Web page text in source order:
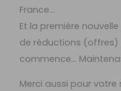
France…
Et la première
de réductions (offres)
commence…
Merci aussi pour votre